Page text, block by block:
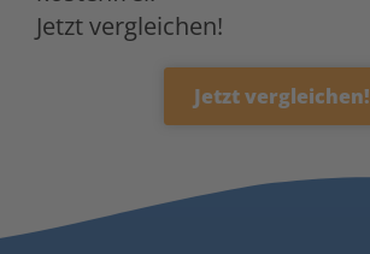
Jetzt vergleichen!
Jetzt vergleichen!